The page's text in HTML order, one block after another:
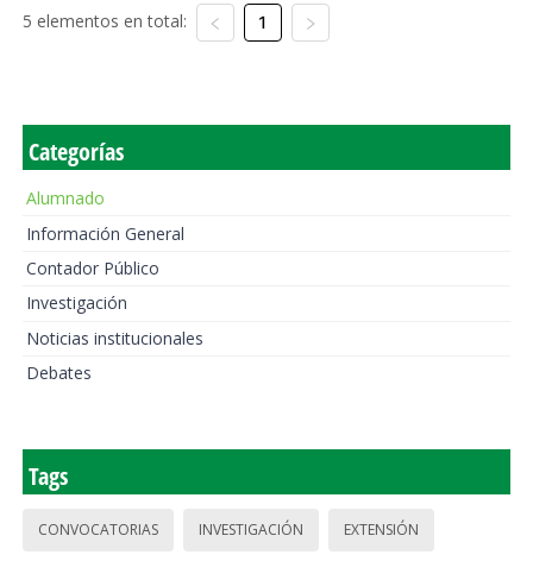
5 elementos en total: 1
Categorías
Alumnado
Información General
Contador Público
Investigación
Noticias institucionales
Debates
Tags
CONVOCATORIAS INVESTIGACIÓN EXTENSIÓN